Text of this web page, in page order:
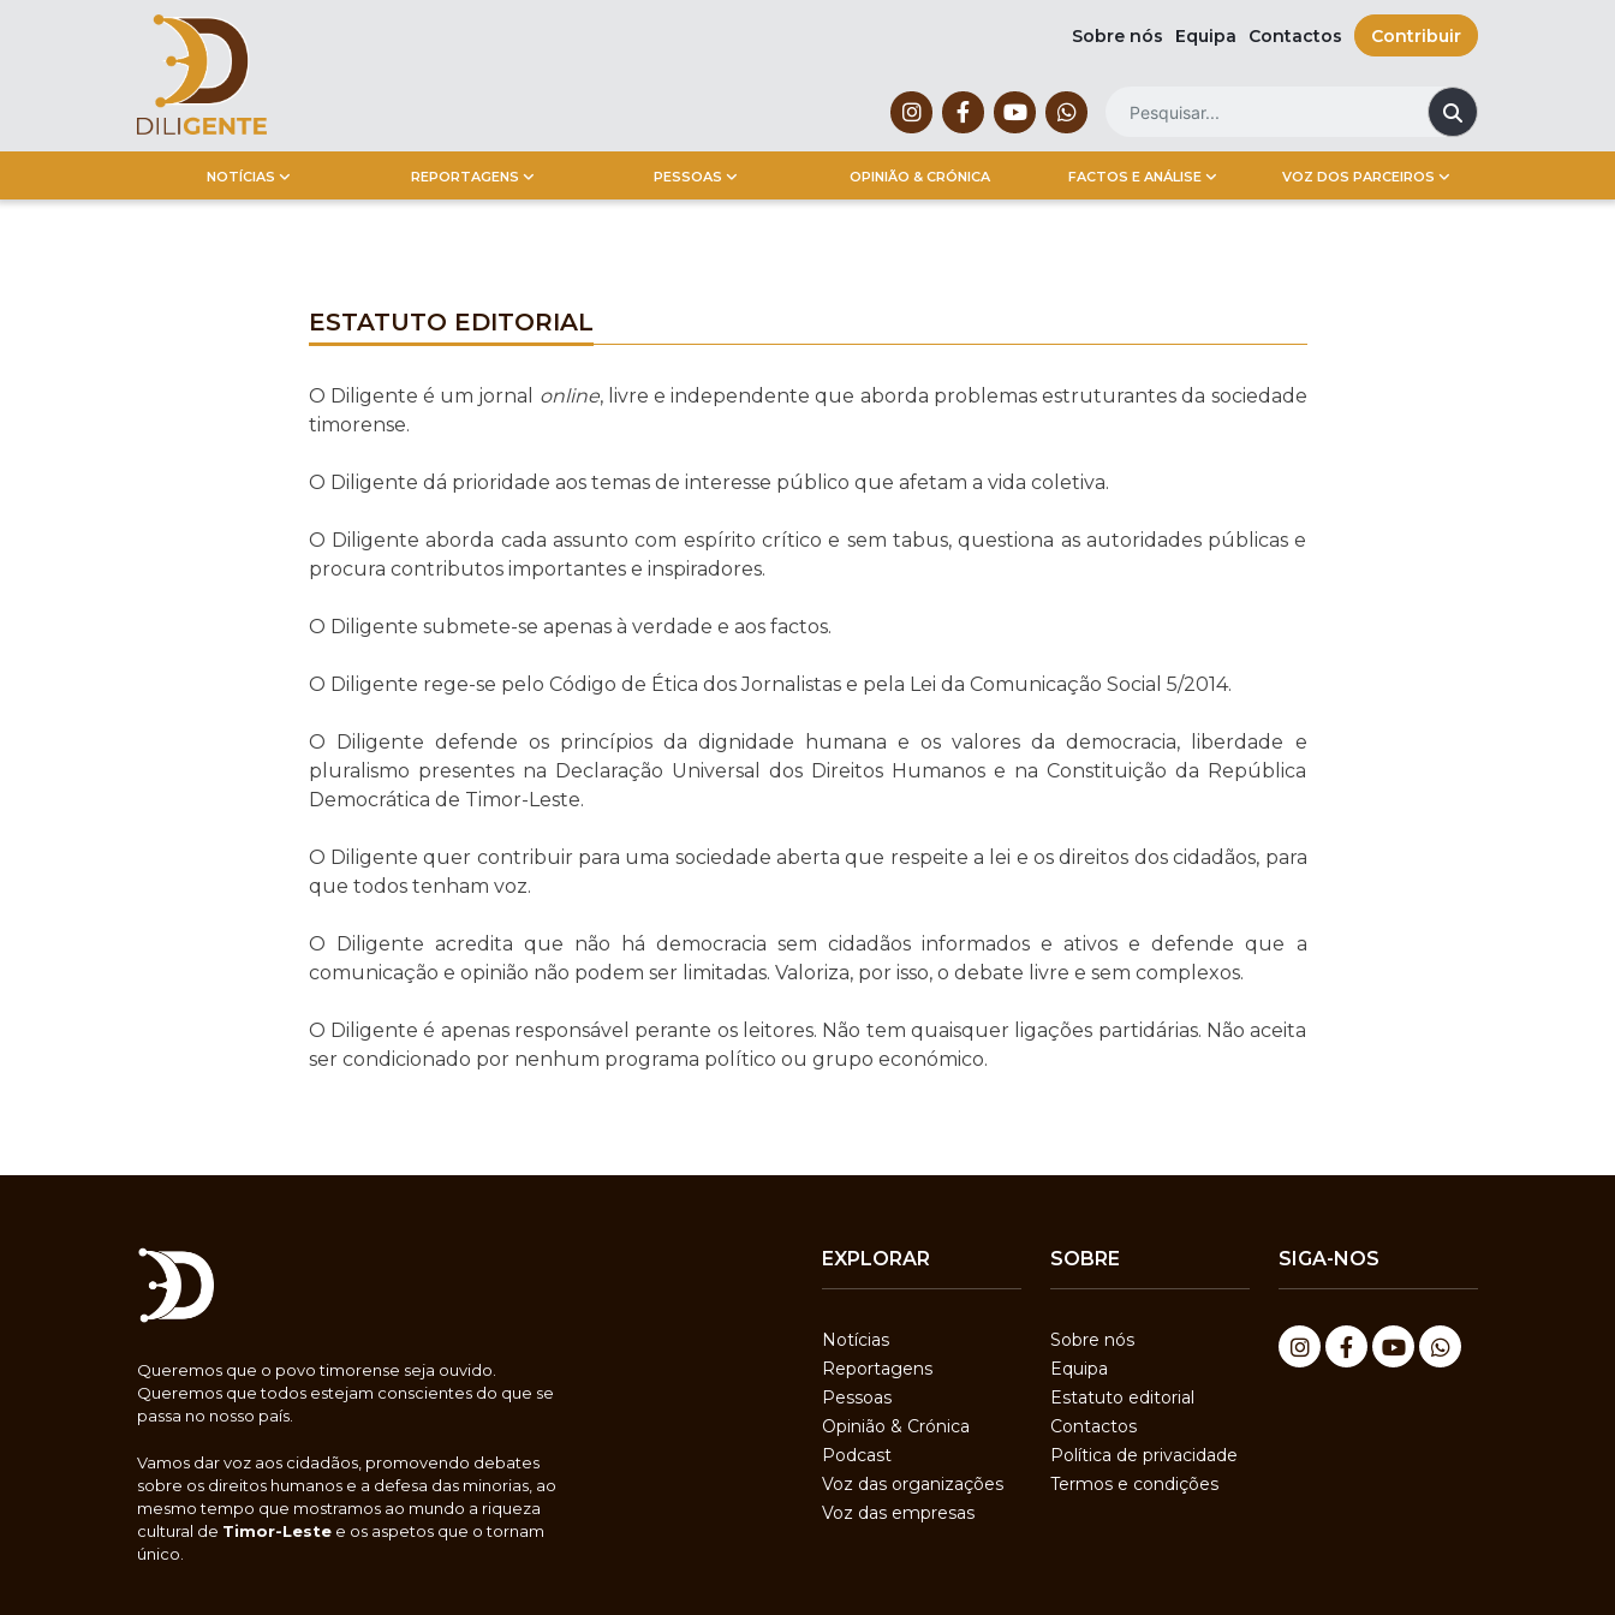
Sobre nós Equipa Contactos Contribuir
NOTÍCIAS REPORTAGENS PESSOAS OPINIÃO & CRÓNICA FACTOS E ANÁLISE VOZ DOS PARCEIROS
ESTATUTO EDITORIAL
O Diligente é um jornal online, livre e independente que aborda problemas estruturantes da sociedade
timorense.
O Diligente dá prioridade aos temas de interesse público que afetam a vida coletiva.
O Diligente aborda cada assunto com espírito crítico e sem tabus, questiona as autoridades públicas e
procura contributos importantes e inspiradores.
O Diligente submete-se apenas à verdade e aos factos.
O Diligente rege-se pelo Código de Ética dos Jornalistas e pela Lei da Comunicação Social 5/2014.
O Diligente defende os princípios da dignidade humana e os valores da democracia, liberdade e
pluralismo presentes na Declaração Universal dos Direitos Humanos e na Constituição da República
Democrática de Timor-Leste.
O Diligente quer contribuir para uma sociedade aberta que respeite a lei e os direitos dos cidadãos, para
que todos tenham voz.
O Diligente acredita que não há democracia sem cidadãos informados e ativos e defende que a
comunicação e opinião não podem ser limitadas. Valoriza, por isso, o debate livre e sem complexos.
O Diligente é apenas responsável perante os leitores. Não tem quaisquer ligações partidárias. Não aceita
ser condicionado por nenhum programa político ou grupo económico.
Queremos que o povo timorense seja ouvido.
Queremos que todos estejam conscientes do que se
passa no nosso país.
Vamos dar voz aos cidadãos, promovendo debates
sobre os direitos humanos e a defesa das minorias, ao
mesmo tempo que mostramos ao mundo a riqueza
cultural de Timor-Leste e os aspetos que o tornam
único.
EXPLORAR
Notícias
Reportagens
Pessoas
Opinião & Crónica
Podcast
Voz das organizações
Voz das empresas
SOBRE
Sobre nós
Equipa
Estatuto editorial
Contactos
Política de privacidade
Termos e condições
SIGA-NOS